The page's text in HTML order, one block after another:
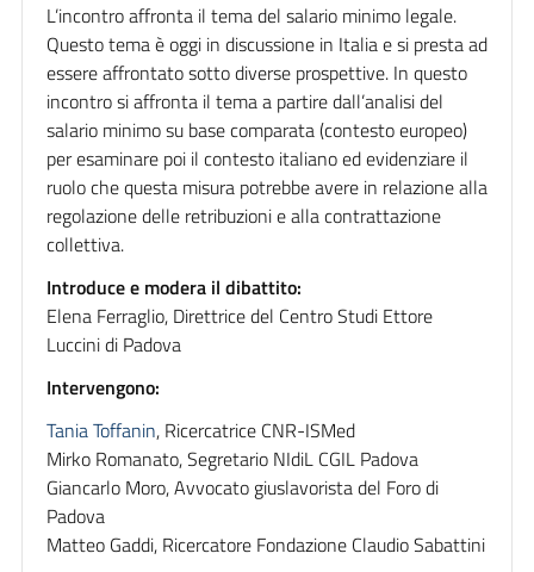
L’incontro affronta il tema del salario minimo legale.
Questo tema è oggi in discussione in Italia e si presta ad
essere affrontato sotto diverse prospettive. In questo
incontro si affronta il tema a partire dall’analisi del
salario minimo su base comparata (contesto europeo)
per esaminare poi il contesto italiano ed evidenziare il
ruolo che questa misura potrebbe avere in relazione alla
regolazione delle retribuzioni e alla contrattazione
collettiva.
Introduce e modera il dibattito:
Elena Ferraglio, Direttrice del Centro Studi Ettore
Luccini di Padova
Intervengono:
Tania Toffanin, Ricercatrice CNR-ISMed
Mirko Romanato, Segretario NIdiL CGIL Padova
Giancarlo Moro, Avvocato giuslavorista del Foro di
Padova
Matteo Gaddi, Ricercatore Fondazione Claudio Sabattini